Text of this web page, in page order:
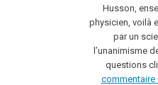
Husson,
physicien, voilà
par un
l’unanimisme
questions
commentaire